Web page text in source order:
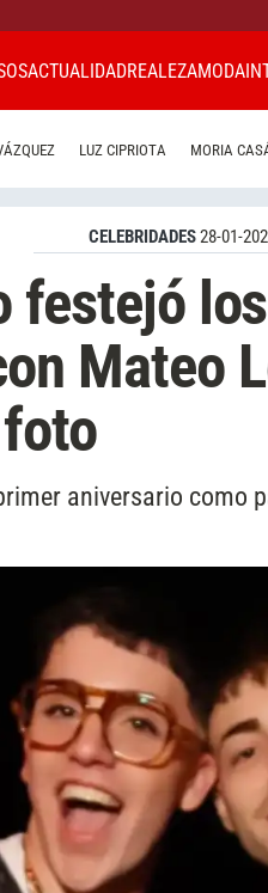
ACTUALIDADREALEZAMODA
LUZ CIPRIOTA MORIA
CELEBRIDADES28-01-
festejó
Mateo
aniversario como